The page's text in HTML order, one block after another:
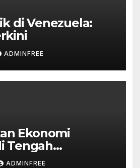
di Venezuela:
ADMINFREE
Ekonomi
Tengah
Global
ADMINFREE